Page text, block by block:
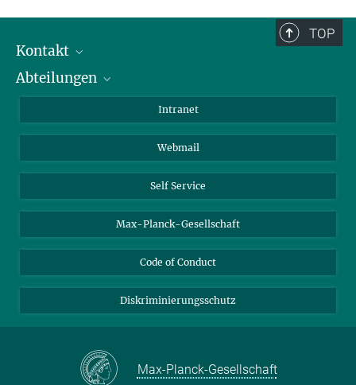
Z- ~ Central building (Zentralgebäude)
AS23a- ~ Berlin (SupraFAB)
TOP
Kontakt
Mitarbeiterverzeichnis
Abteilungen
Biomolekulare Systeme
Kolloidchemie
Nachhaltige und Bio-inspirierte Materialien
Intranet
Webmail
Self Service
Max-Planck-Gesellschaft
Code of Conduct
Diskriminierungsschutz
Max-Planck-Gesellschaft